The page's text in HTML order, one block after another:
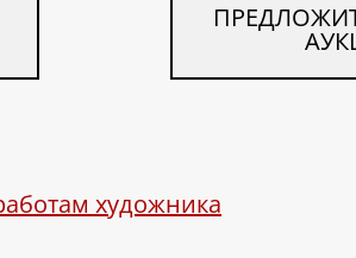
художника